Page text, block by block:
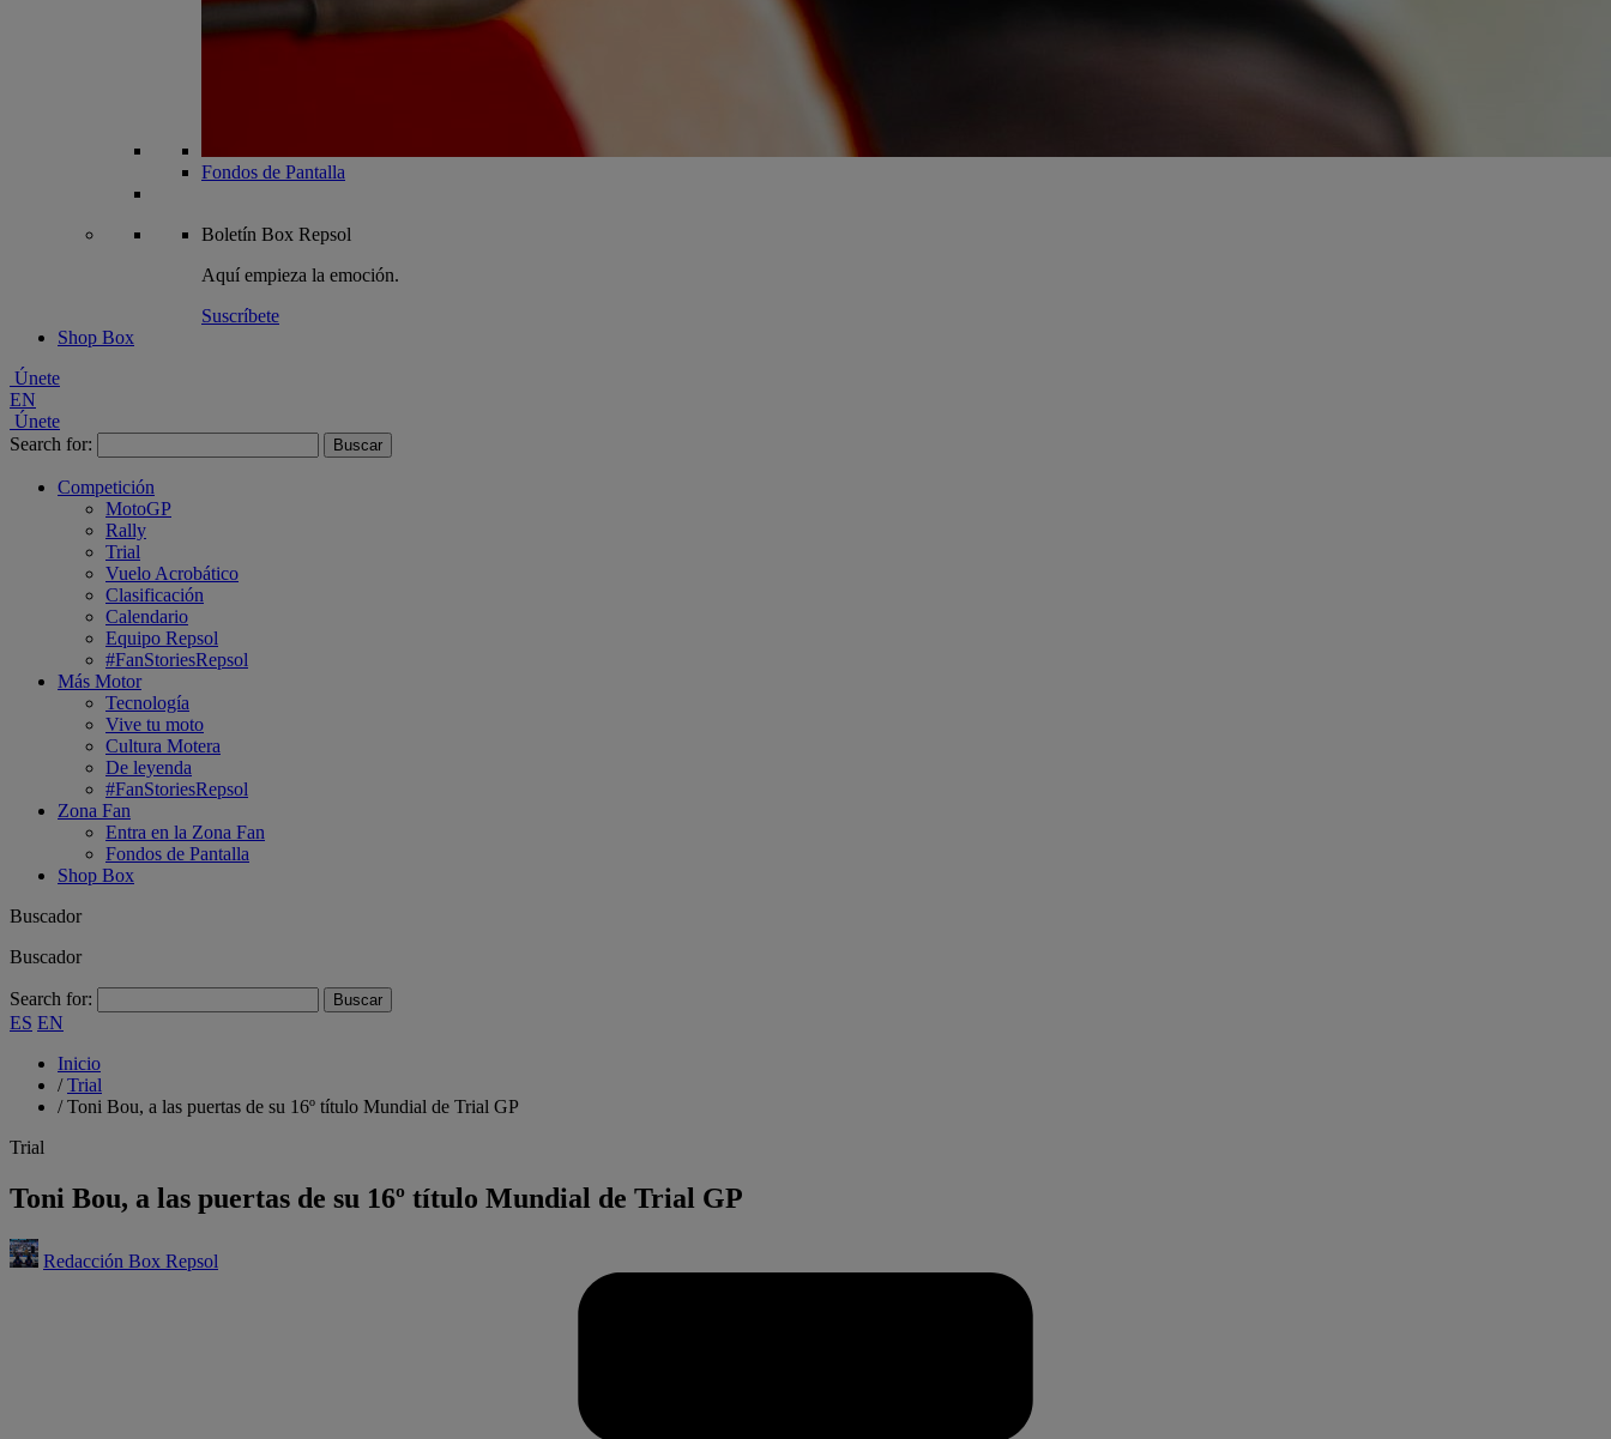
Fondos de Pantalla
Boletín Box Repsol
Aquí empieza la emoción.
Suscríbete
Shop Box
Únete
EN
Únete
Search for:
Competición
MotoGP
Rally
Trial
Vuelo Acrobático
Clasificación
Calendario
Equipo Repsol
#FanStoriesRepsol
Más Motor
Tecnología
Vive tu moto
Cultura Motera
De leyenda
#FanStoriesRepsol
Zona Fan
Entra en la Zona Fan
Fondos de Pantalla
Shop Box
Buscador
Buscador
Search for:
ES EN
Inicio
/Trial
/Toni Bou, a las puertas de su 16º título Mundial de Trial GP
Trial
Toni Bou, a las puertas de su 16º título Mundial de Trial GP
Redacción Box Repsol